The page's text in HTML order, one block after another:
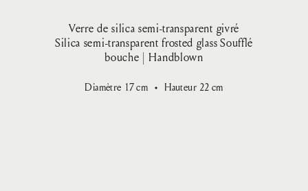
Verre de silica semi-transparent givré
Silica semi-transparent frosted glass Soufflé
bouche | Handblown
Diamètre 17cm Hauteur 22 cm